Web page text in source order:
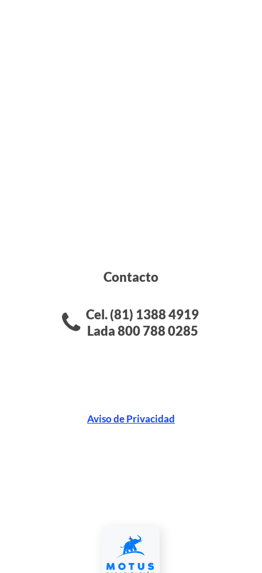
Aviso de Privacidad
Cel. (81) 1388 4919
Lada 800 788 0285
Contacto